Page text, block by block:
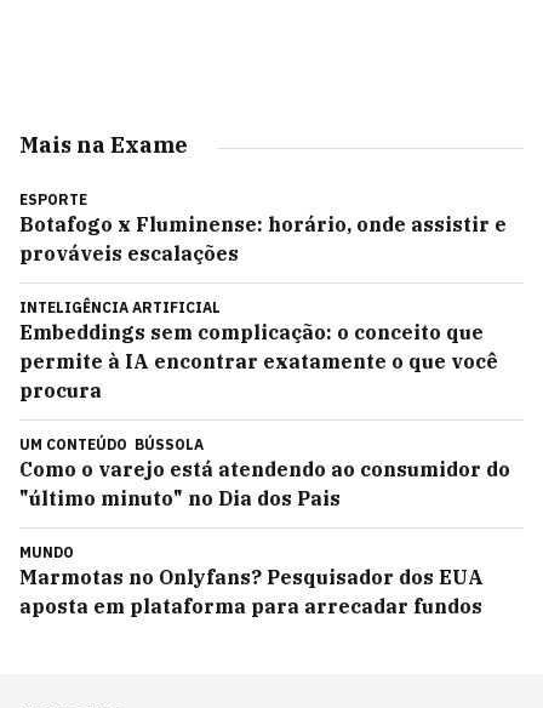
Mais na Exame
ESPORTE
Botafogo x Fluminense: horário, onde assistir e
prováveis escalações
INTELIGÊNCIA ARTIFICIAL
Embeddings sem complicação: o conceito que
permite à IA encontrar exatamente o que você
procura
UM CONTEÚDO BÚSSOLA
Como o varejo está atendendo ao consumidor do
"último minuto" no Dia dos Pais
MUNDO
Marmotas no Onlyfans? Pesquisador dos EUA
aposta em plataforma para arrecadar fundos